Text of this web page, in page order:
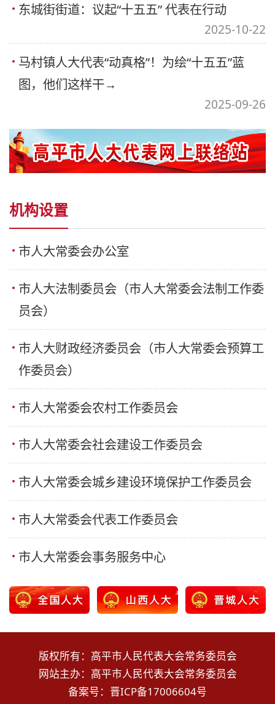
东城街街道：议起“十五五” 代表在行动
2025-10-22
马村镇人大代表“动真格”！为绘“十五五”蓝
图，他们这样干→
2025-09-26
机构设置
市人大常委会办公室
市人大法制委员会（市人大常委会法制工作委
员会）
市人大财政经济委员会（市人大常委会预算工
作委员会）
市人大常委会农村工作委员会
市人大常委会社会建设工作委员会
市人大常委会城乡建设环境保护工作委员会
市人大常委会代表工作委员会
市人大常委会事务服务中心
版权所有：高平市人民代表大会常务委员会
网站主办：高平市人民代表大会常务委员会
备案号： 晋ICP备17006604号